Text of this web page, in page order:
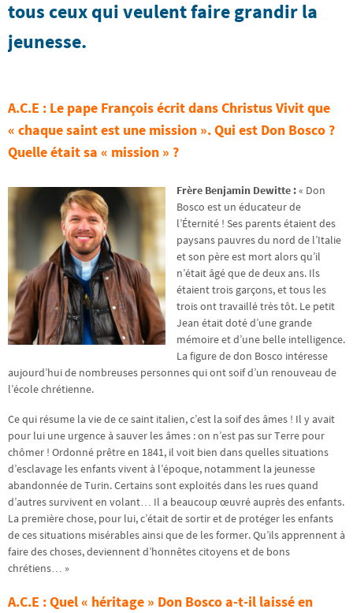
tous ceux qui veulent faire grandir la
jeunesse.
A.C.E : Le pape François écrit dans Christus Vivit que
« chaque saint est une mission ». Qui est Don Bosco ?
Quelle était sa « mission » ?
Frère Benjamin Dewitte :« Don
Bosco est un éducateur de
l’Éternité ! Ses parents étaient des
paysans pauvres du nord de l’Italie
et son père est mort alors qu’il
n’était âgé que de deux ans. Ils
étaient trois garçons, et tous les
trois ont travaillé très tôt. Le petit
Jean était doté d’une grande
mémoire et d’une belle intelligence.
La figure de don Bosco intéresse
aujourd’hui de nombreuses personnes qui ont soif d’un renouveau de
l’école chrétienne.
Ce qui résume la vie de ce saint italien, c’est la soif des âmes ! Il y avait
pour lui une urgence à sauver les âmes : on n’est pas sur Terre pour
chômer ! Ordonné prêtre en 1841, il voit bien dans quelles situations
d’esclavage les enfants vivent à l’époque, notamment la jeunesse
abandonnée de Turin. Certains sont exploités dans les rues quand
d’autres survivent en volant… Il a beaucoup œuvré auprès des enfants.
La première chose, pour lui, c’était de sortir et de protéger les enfants
de ces situations misérables ainsi que de les former. Qu’ils apprennent à
faire des choses, deviennent d’honnêtes citoyens et de bons
chrétiens… »
A.C.E : Quel « héritage » Don Bosco a-t-il laissé en